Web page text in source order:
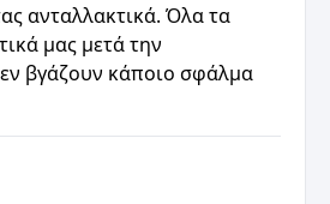
ανταλλακτικά. Όλα τα
μας μετά την
βγάζουν κάποιο σφάλμα